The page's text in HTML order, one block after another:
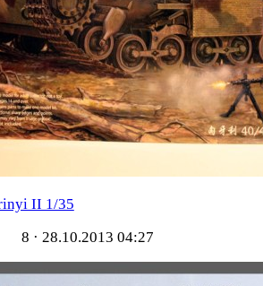
II 1/35
8 · 28.10.2013 04:27